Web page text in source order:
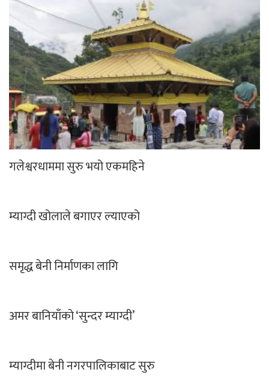
गलेश्वरधाममा सुरु भयो एकमहिने
म्याग्दी खोलाले बगाएर ल्याएको
समृद्ध बेनी निर्माणका लागि
अमर बानियाँको ‘सुन्दर म्याग्दी’
म्याग्दीमा बेनी नगरपालिकाबाट सुरु